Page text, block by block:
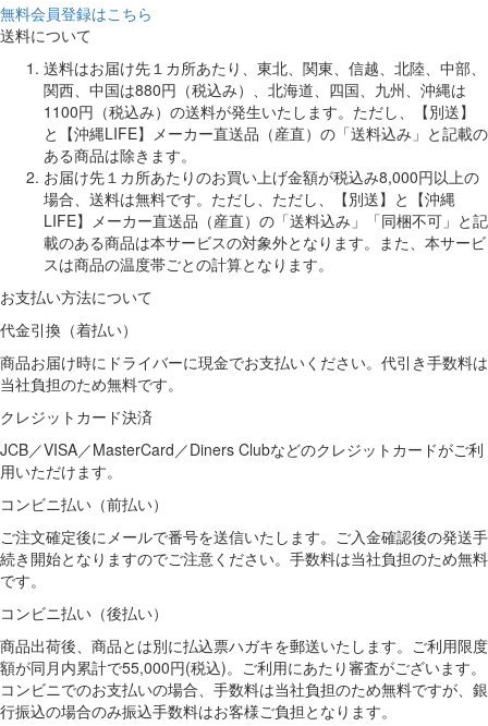
無料会員登録はこちら
送料について
送料はお届け先１カ所あたり、東北、関東、信越、北陸、中部、
関西、中国は880円（税込み）、北海道、四国、九州、沖縄は
1100円（税込み）の送料が発生いたします。ただし、【別送】
と【沖縄LIFE】メーカー直送品（産直）の「送料込み」と記載の
ある商品は除きます。
お届け先１カ所あたりのお買い上げ金額が税込み8,000円以上の
場合、送料は無料です。ただし、ただし、【別送】と【沖縄
LIFE】メーカー直送品（産直）の「送料込み」「同梱不可」と記
載のある商品は本サービスの対象外となります。また、本サービ
スは商品の温度帯ごとの計算となります。
お支払い方法について
代金引換（着払い）
商品お届け時にドライバーに現金でお支払いください。代引き手数料は
当社負担のため無料です。
クレジットカード決済
JCB／VISA／MasterCard／Diners Clubなどのクレジットカードがご利
用いただけます。
コンビニ払い（前払い）
ご注文確定後にメールで番号を送信いたします。ご入金確認後の発送手
続き開始となりますのでご注意ください。手数料は当社負担のため無料
です。
コンビニ払い（後払い）
商品出荷後、商品とは別に払込票ハガキを郵送いたします。ご利用限度
額が同月内累計で55,000円(税込)。ご利用にあたり審査がございます。
コンビニでのお支払いの場合、手数料は当社負担のため無料ですが、銀
行振込の場合のみ振込手数料はお客様ご負担となります。